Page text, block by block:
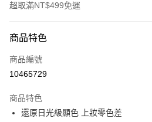
超取滿NT$499免運
信用卡一次付款
超商取貨付款
Apple Pay
商品特色
商品編號
10465729
商品特色
還原日光級顯色 上妝零色差